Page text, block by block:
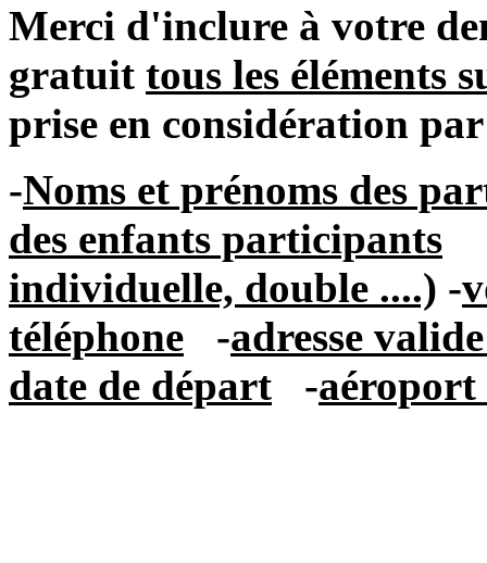
Merci d'inclure à votre
gratuit tous les éléments
prise en considération
-Noms et prénoms des
des enfants participants
individuelle, double ....) -
téléphone -adresse
date de départ -aéroport